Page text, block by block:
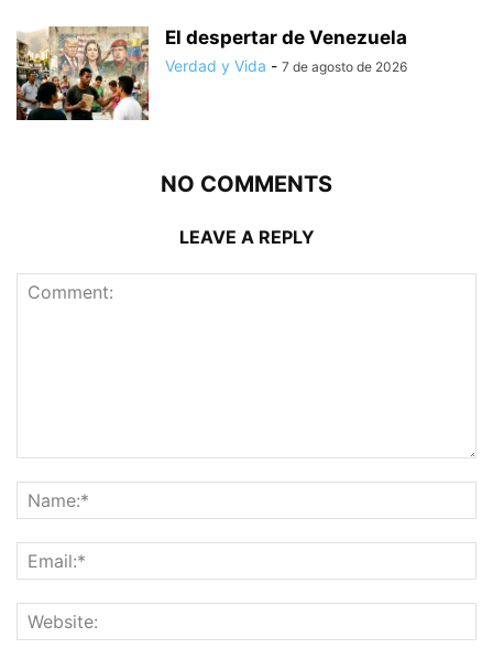
El despertar de Venezuela
Verdad y Vida - 7 de agosto de 2026
NO COMMENTS
LEAVE A REPLY